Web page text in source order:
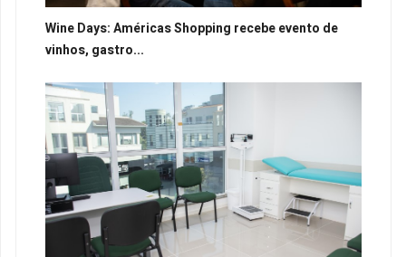
Wine Days: Américas Shopping recebe evento de
vinhos, gastro...